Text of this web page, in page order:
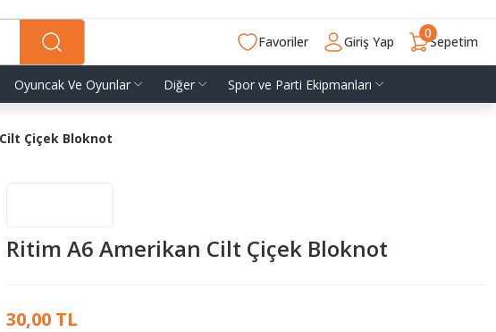
Favoriler Giriş Yap Sepetim
0
Oyuncak Ve Oyunlar Diğer Spor ve Parti Ekipmanları
Çiçek Bloknot
Ritim A6 Amerikan Cilt Çiçek Bloknot
30,00 TL